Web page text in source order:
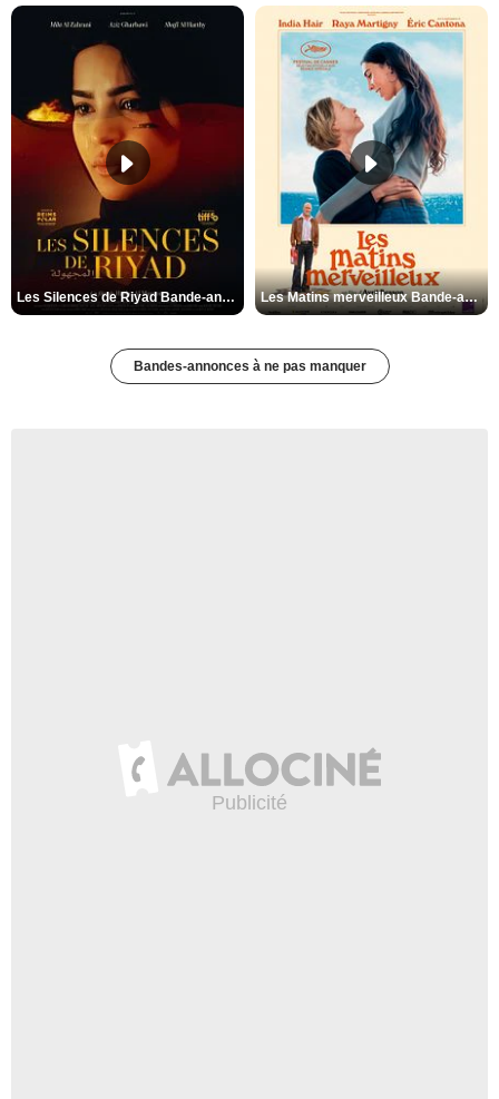
Les Silences de Riyad Bande-annonce VO STFR Les Matins merveilleux Bande-annonce VF
Bandes-annonces à ne pas manquer